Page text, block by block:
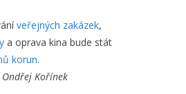
veřejných zakázek,
a oprava kina bude stát
korun.
Ondřej Kořínek